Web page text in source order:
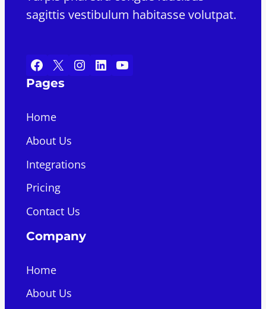
sagittis vestibulum habitasse volutpat.
Facebook X Instagram LinkedIn YouTube
Pages
Home
About Us
Integrations
Pricing
Contact Us
Company
Home
About Us